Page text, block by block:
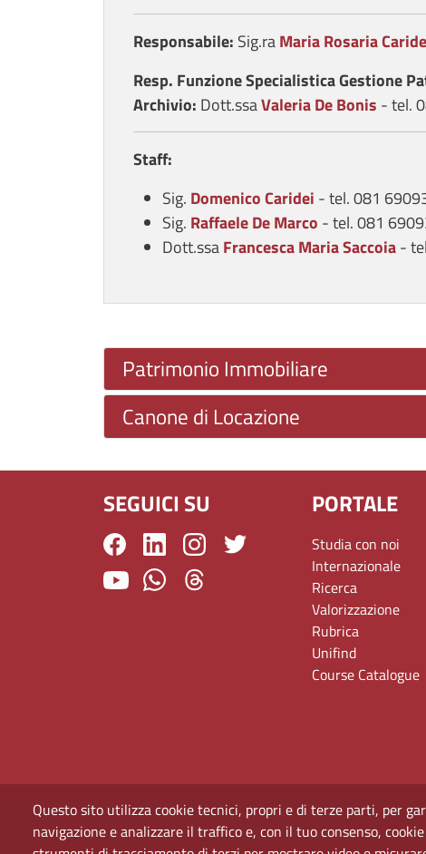
Responsabile: Sig.raMaria Rosaria
Resp. Funzione Specialistica Gestione
Archivio: Dott.ssaValeriaDe Bonis - tel.
Staff:
Sig. DomenicoCaridei - tel. 081
Sig. RaffaeleDe Marco - tel. 081
Dott.ssaFrancesca Maria Saccoia-
Patrimonio Immobiliare
Canone di Locazione
Questo sito utilizza cookie tecnici, propri e di terze parti, per
navigazione e analizzare il traffico e, con il tuo consenso,
SEGUICI SU PORTALE
Studia con noi
Internazionale
Ricerca
Valorizzazione
Rubrica
Unifind
Course Catalogue